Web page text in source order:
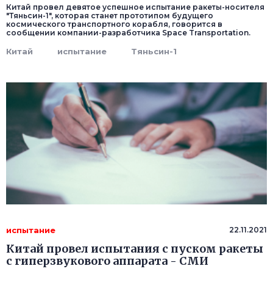
Китай провел девятое успешное испытание ракеты-носителя
"Тяньсин-1", которая станет прототипом будущего
космического транспортного корабля, говорится в
сообщении компании-разработчика Space Transportation.
Китай испытание Тяньсин-1
испытание 22.11.2021
Китай провел испытания с пуском ракеты
с гиперзвукового аппарата - СМИ